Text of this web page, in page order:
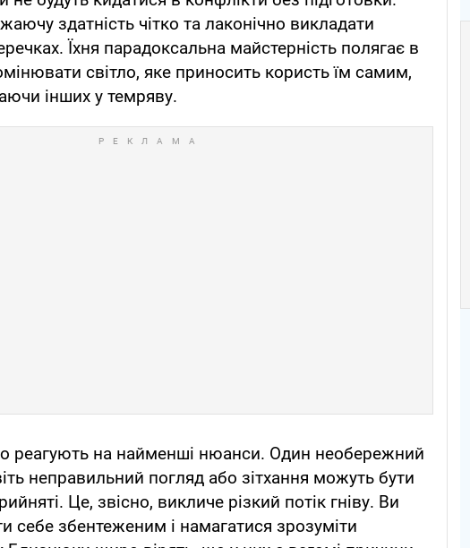
здатність чітко та лаконічно викладати
Їхня парадоксальна майстерність полягає в
світло, яке приносить користь їм самим,
інших у темряву.
реагують на найменші нюанси. Один необережний
неправильний погляд або зітхання можуть бути
Це, звісно, викличе різкий потік гніву. Ви
себе збентеженим і намагатися зрозуміти